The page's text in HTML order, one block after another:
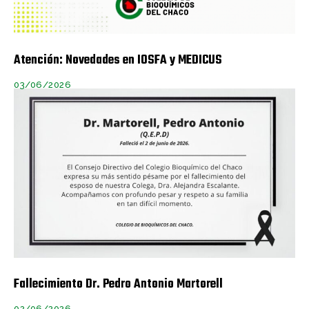
Atención: Novedades en IOSFA y MEDICUS
03/06/2026
Fallecimiento Dr. Pedro Antonio Martorell